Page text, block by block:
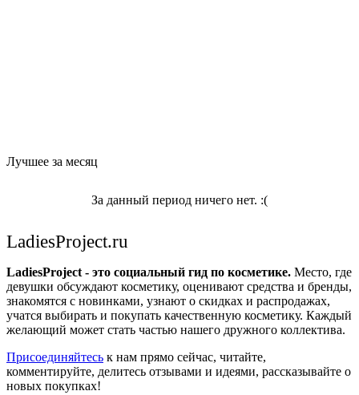
Лучшее за месяц
За данный период ничего нет. :(
LadiesProject.ru
LadiesProject - это социальный гид по косметике. Место, где
девушки обсуждают косметику, оценивают средства и бренды,
знакомятся с новинками, узнают о скидках и распродажах,
учатся выбирать и покупать качественную косметику. Каждый
желающий может стать частью нашего дружного коллектива.
Присоединяйтесь к нам прямо сейчас, читайте,
комментируйте, делитесь отзывами и идеями, рассказывайте о
новых покупках!